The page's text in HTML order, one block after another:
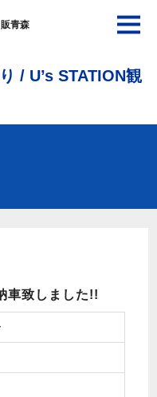
青森
/ U’s STATION観
車致しました!!